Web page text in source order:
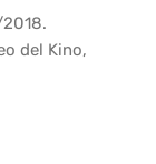
del Kino,